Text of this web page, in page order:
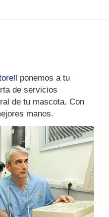
ponemos a tu
de servicios
de tu mascota. Con
manos.